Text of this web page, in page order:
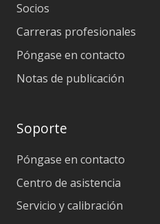
Socios
Carreras profesionales
Póngase en contacto
Notas de publicación
Soporte
Póngase en contacto
Centro de asistencia
Servicio y calibración